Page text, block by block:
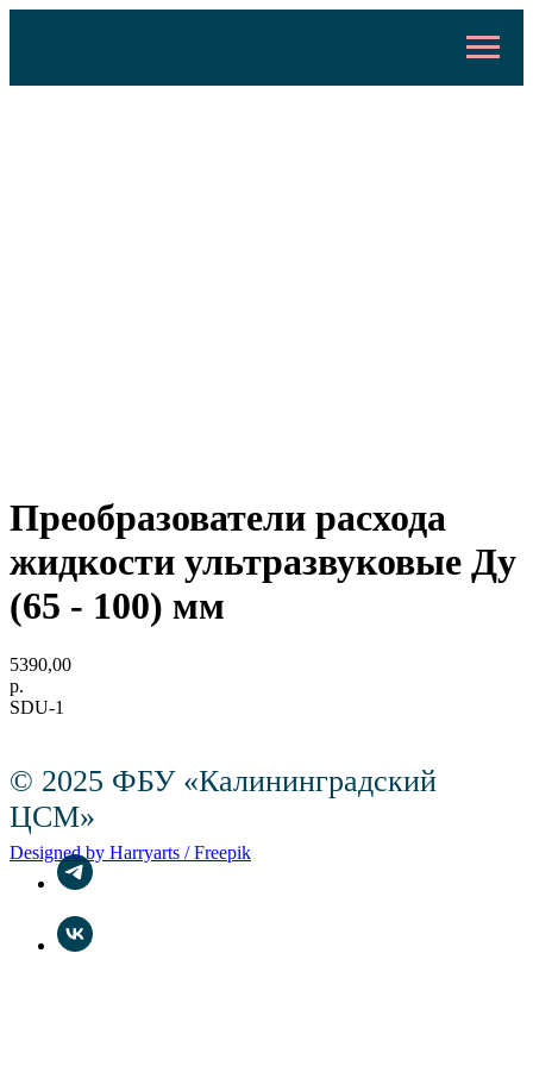
Преобразователи расхода
жидкости ультразвуковые Ду
(65 - 100) мм
5390,00
р.
SDU-1
© 2025 ФБУ «Калининградский
ЦСМ»
Designed by Harryarts / Freepik